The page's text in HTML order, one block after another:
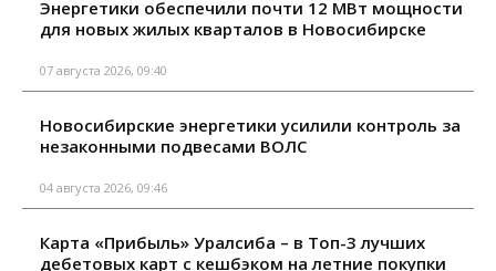
Энергетики обеспечили почти 12 МВт мощности
для новых жилых кварталов в Новосибирске
07 августа 2026, 09:40
Новосибирские энергетики усилили контроль за
незаконными подвесами ВОЛС
04 августа 2026, 09:46
Карта «Прибыль» Уралсиба – в Топ-3 лучших
дебетовых карт с кешбэком на летние покупки